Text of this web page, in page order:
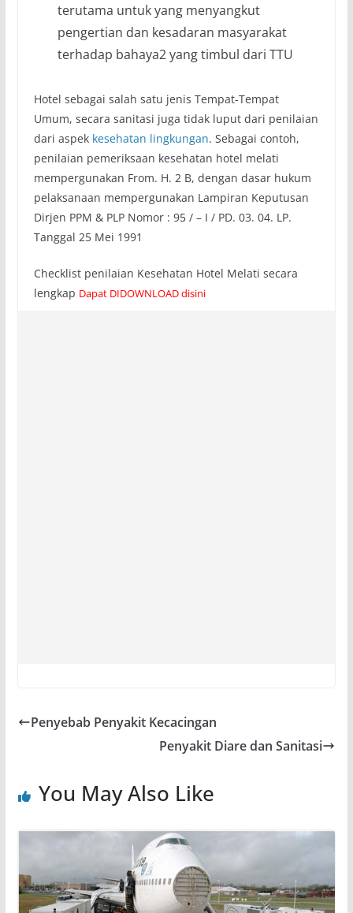
terutama untuk yang menyangkut
pengertian dan kesadaran masyarakat
terhadap bahaya2 yang timbul dari TTU
Hotel sebagai salah satu jenis Tempat-Tempat
Umum, secara sanitasi juga tidak luput dari penilaian
dari aspek kesehatan lingkungan. Sebagai contoh,
penilaian pemeriksaan kesehatan hotel melati
mempergunakan From. H. 2 B, dengan dasar hukum
pelaksanaan mempergunakan Lampiran Keputusan
Dirjen PPM & PLP Nomor : 95 / – I / PD. 03. 04. LP.
Tanggal 25 Mei 1991
Checklist penilaian Kesehatan Hotel Melati secara
lengkap Dapat DIDOWNLOAD disini
Penyebab Penyakit Kecacingan
Penyakit Diare dan Sanitasi
You May Also Like